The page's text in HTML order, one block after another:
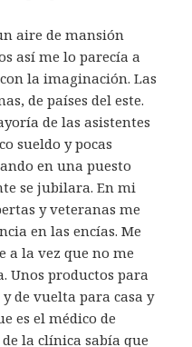
aire de mansión
así me lo parecía a
la imaginación. Las
de países del este.
de las asistentes
sueldo y pocas
en una puesto
se jubilara. En mi
y veteranas me
en las encías. Me
a la vez que no me
Unos productos para
de vuelta para casa y
es el médico de
la clínica sabía que